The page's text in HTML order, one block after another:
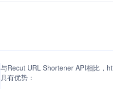
与Recut URL Shortener API相比，
具有优势：